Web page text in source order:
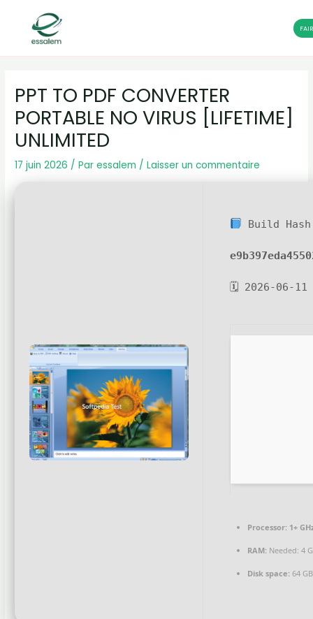
contenu
PPT TO PDF CONVERTER
PORTABLE NO VIRUS [LIFETIME]
UNLIMITED
17 juin 2026 / Paressalem /Laisser un commentaire
Build
🗓 2026-06-11
Processor: 1+
RAM: Needed: 4
Disk space: 64
articles